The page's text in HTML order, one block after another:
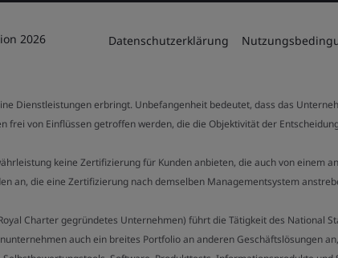
2026 Datenschutzerklärung
Dienstleistungen erbringt. Unbefangenheit bedeutet, dass das
frei von Einflüssen getroffen werden, die die Objektivität der
keine Zertifizierung für Kunden anbieten, die auch von einem
an, die eine Zertifizierung nach demselben Managementsystem
Charter gegründetes Unternehmen) führt die Tätigkeit des National
auch ein breites Portfolio an anderen Geschäftslösungen